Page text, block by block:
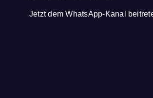
Jetzt dem WhatsApp-Kanal